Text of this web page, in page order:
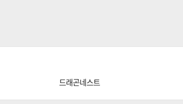
드래곤네스트